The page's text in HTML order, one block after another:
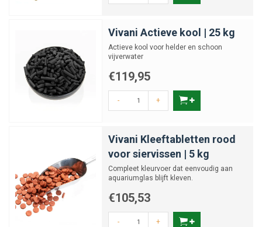
Vivani Actieve kool | 25 kg
Actieve kool voor helder en schoon
vijverwater
€119,95
- +
Vivani Kleeftabletten rood
voor siervissen | 5 kg
Compleet kleurvoer dat eenvoudig aan
aquariumglas blijft kleven.
€105,53
- +